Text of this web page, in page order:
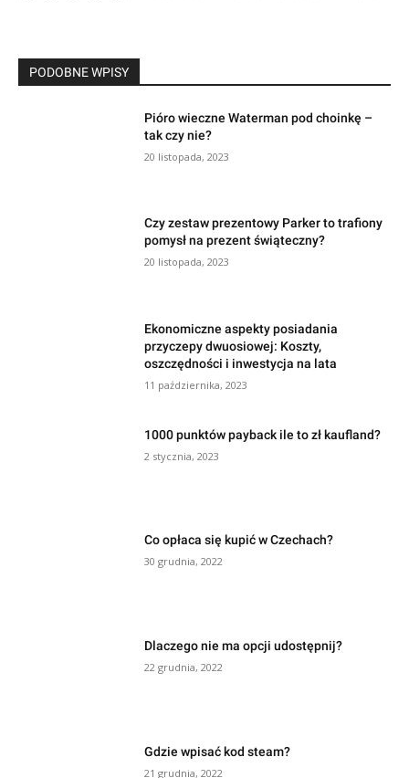
PODOBNE WPISY
Pióro wieczne Waterman pod choinkę –
tak czy nie?
20 listopada, 2023
Czy zestaw prezentowy Parker to trafiony
pomysł na prezent świąteczny?
20 listopada, 2023
Ekonomiczne aspekty posiadania
przyczepy dwuosiowej: Koszty,
oszczędności i inwestycja na lata
11 października, 2023
1000 punktów payback ile to zł kaufland?
2 stycznia, 2023
Co opłaca się kupić w Czechach?
30 grudnia, 2022
Dlaczego nie ma opcji udostępnij?
22 grudnia, 2022
Gdzie wpisać kod steam?
21 grudnia, 2022